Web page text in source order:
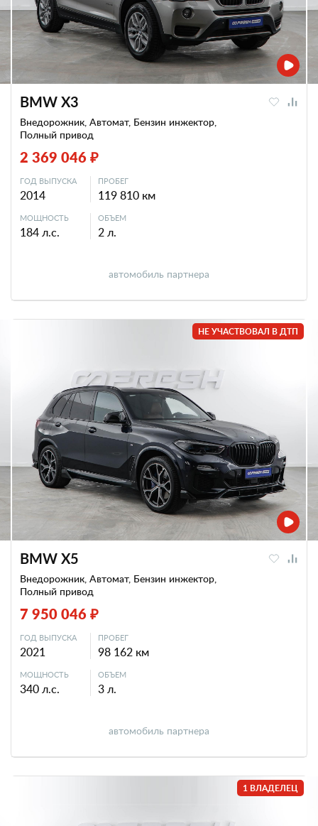
BMW X3
Внедорожник, Автомат, Бензин инжектор,
Полный привод
2 369 046 ₽
ГОД ВЫПУСКА
2014
ПРОБЕГ
119 810 км
МОЩНОСТЬ
184 л.с.
ОБЪЕМ
2 л.
автомобиль партнера
НЕ УЧАСТВОВАЛ В ДТП
BMW X5
Внедорожник, Автомат, Бензин инжектор,
Полный привод
7 950 046 ₽
ГОД ВЫПУСКА
2021
ПРОБЕГ
98 162 км
МОЩНОСТЬ
340 л.с.
ОБЪЕМ
3 л.
автомобиль партнера
1 ВЛАДЕЛЕЦ